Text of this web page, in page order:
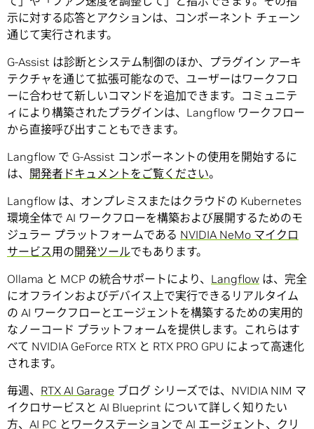
示に対する応答とアクションは、コンポーネント チェーン
通じて実行されます。
G-Assist は診断とシステム制御のほか、プラグイン アーキ
テクチャを通じて拡張可能なので、ユーザーはワークフロ
ーに合わせて新しいコマンドを追加できます。コミュニテ
ィにより構築されたプラグインは、Langflow ワークフロー
から直接呼び出すこともできます。
Langflow で G-Assist コンポーネントの使用を開始するに
は、 開発者ドキュメントをご覧ください。
Langflow は、オンプレミスまたはクラウドの Kubernetes
環境全体で AI ワークフローを構築および展開するためのモ
ジュラー プラットフォームである NVIDIA NeMo マイクロ
サービス用の開発ツールでもあります。
Ollama と MCP の統合サポートにより、 Langflow は、完全
にオフラインおよびデバイス上で実行できるリアルタイム
の AI ワークフローとエージェントを構築するための実用的
なノーコード プラットフォームを提供します。これらはす
べて NVIDIA GeForce RTX と RTX PRO GPU によって高速化
されます。
毎週、 RTX AI Garage ブログ シリーズでは、NVIDIA NIM マ
イクロサービスと AI Blueprint について詳しく知りたい
方、 AI PC とワークステーションで AI エージェント、クリ